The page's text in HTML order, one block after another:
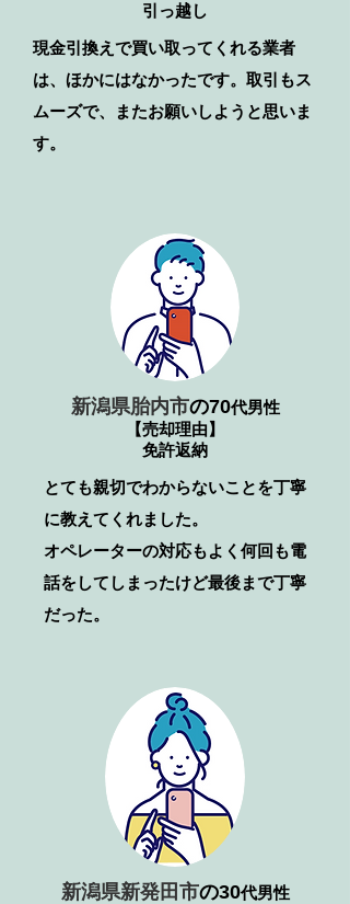
引っ越し
​現金引換えで買い取ってくれる業者
は、ほかにはなかったです。取引もス
ムーズで、またお願いしようと思いま
す。
新潟県胎内市の70代男性
【売却理由】
免許返納
とても親切でわからないことを丁寧
に教えてくれました。
​オペレーターの対応もよく何回も電
話をしてしまったけど最後まで丁寧
だった。
新潟県新発田市の30代男性